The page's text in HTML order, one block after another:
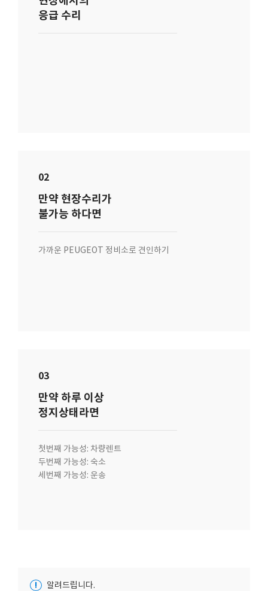
응급 수리
02
만약 현장수리가
불가능 하다면
가까운 PEUGEOT 정비소로 견인하기
03
만약 하루 이상
정지상태라면
첫번째 가능성: 차량렌트
두번째 가능성: 숙소
세번째 가능성: 운송
!
알려드립니다.